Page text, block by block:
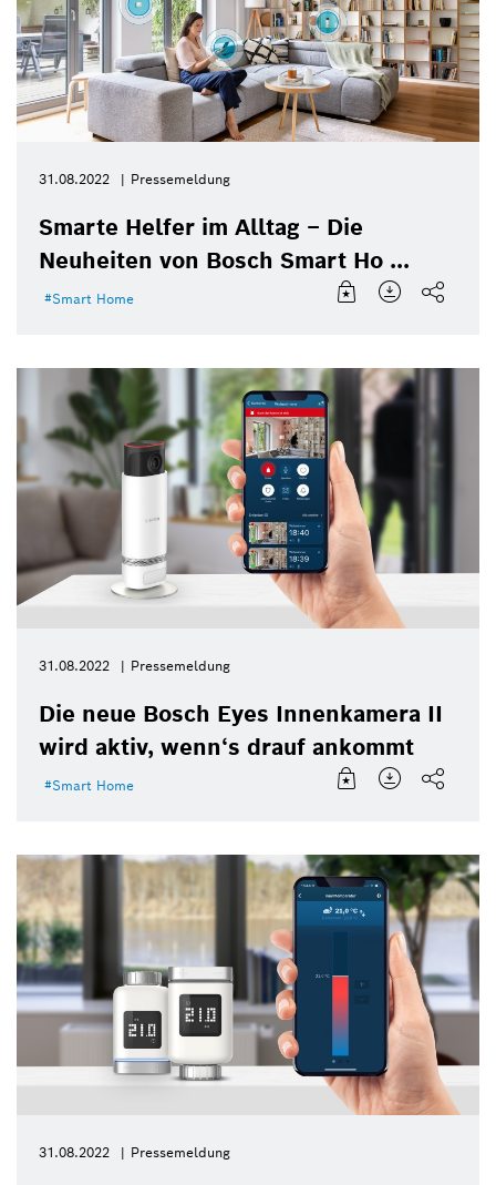
31.08.2022 Pressemeldung
Smarte Helfer im Alltag – Die
Neuheiten von Bosch Smart Ho ...
Smart Home
31.08.2022 Pressemeldung
Die neue Bosch Eyes Innenkamera II
wird aktiv, wenn‘s drauf ankommt
Smart Home
31.08.2022 Pressemeldung